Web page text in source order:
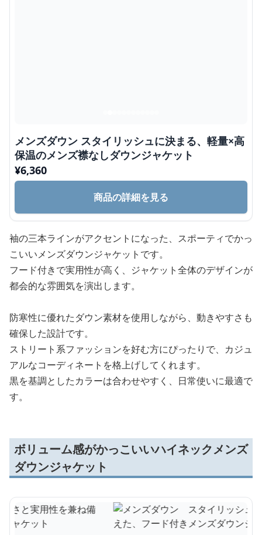
メンズダウン スタイリッシュに決まる、軽量×高
保温のメンズ襟なしダウンジャケット
¥6,360
商品の詳細を見る
袖の三本ラインがアクセントになった、スポーティでかっ
こいいメンズダウンジャケットです。
フード付きで実用性が高く、ジャケット全体のデザインが
都会的な雰囲気を演出します。
防寒性に優れたダウン素材を使用しながら、動きやすさも
確保した設計です。
ストリート系ファッションを好む方にぴったりで、カジュ
アルなコーディネートを格上げしてくれます。
黒を基調としたカラーは合わせやすく、日常使いに最適で
す。
ボリューム感がかっこいいハイネックメンズ
ダウンジャケット